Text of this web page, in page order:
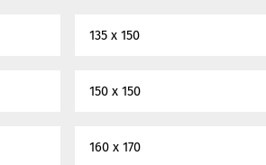
135 x 150
150 x 150
160 x 170